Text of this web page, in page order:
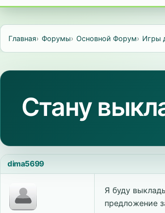
Главная Форумы Основной Форум Игры
Стану
dima5699
Я буду
предложение